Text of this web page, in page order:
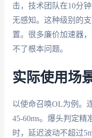
击，技术团队在10分
无感知。这种级别的
置。很多廉价加速器
不了根本问题。
实际使用场
以使命召唤OL为例。
45-60ms。爆头判定
时，延迟波动不超过